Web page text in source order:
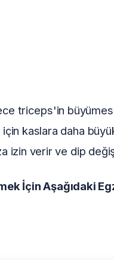
triceps'in
kaslara daha
izin verir ve dip
İçin Aşağıdaki